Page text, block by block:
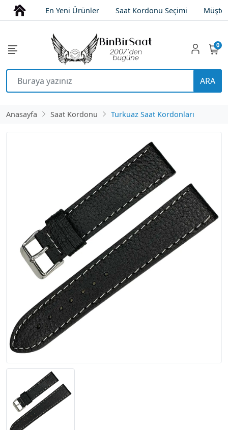
En Yeni Ürünler Saat Kordonu Seçimi
ARA
0
Anasayfa Saat Kordonu Turkuaz Saat Kordonları